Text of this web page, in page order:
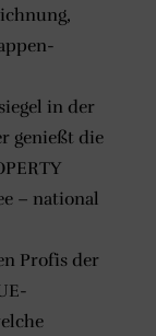
in der
genießt die
– national
Profis der